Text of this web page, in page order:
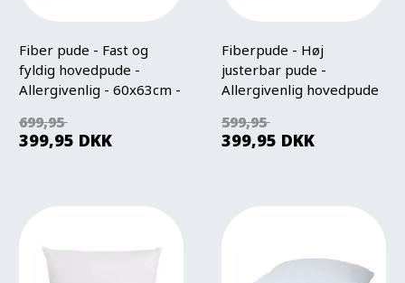
Fiber pude - Fast og
fyldig hovedpude -
Allergivenlig - 60x63cm -
699,95
399,95 DKK
Fiberpude - Høj
justerbar pude -
Allergivenlig hovedpude
Høie of Scandinavia
599,95
399,95 DKK